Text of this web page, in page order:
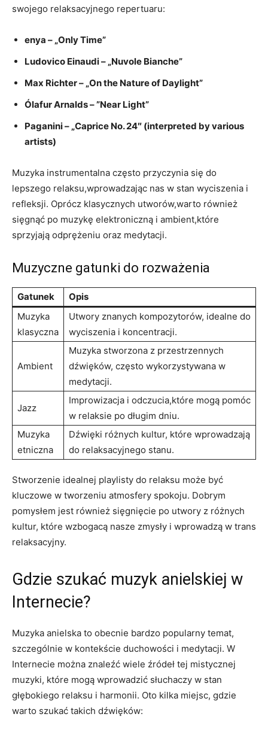
swojego relaksacyjnego repertuaru:
enya – „Only Time”
Ludovico Einaudi –‌ „Nuvole Bianche”
Max Richter – „On the ‌Nature of Daylight”
Ólafur Arnalds – ‌”Near ​Light”
Paganini – „Caprice No. ⁣24″⁣ (interpreted by various
artists)
Muzyka instrumentalna często przyczynia się do
lepszego relaksu,wprowadzając ​nas w ⁢stan wyciszenia ‍i
refleksji. Oprócz klasycznych utworów,warto również
sięgnąć⁤ po muzykę elektroniczną ‍i ambient,które​
sprzyjają⁣ odprężeniu oraz medytacji.
Muzyczne gatunki⁤ do rozważenia
Gatunek
Opis
Muzyka
klasyczna
Utwory znanych kompozytorów, idealne⁣ do
wyciszenia i koncentracji.
Ambient
Muzyka stworzona‍ z przestrzennych
dźwięków, często wykorzystywana w
medytacji.
Jazz
Improwizacja i ‌odczucia,które mogą pomóc
w relaksie po długim dniu.
Muzyka
etniczna
Dźwięki różnych kultur, ​które wprowadzają
do⁤ relaksacyjnego stanu.
Stworzenie ⁢idealnej playlisty do relaksu może być
kluczowe⁤ w tworzeniu atmosfery spokoju. Dobrym
⁢pomysłem⁤ jest również​ sięgnięcie ⁣po utwory ⁣z różnych
kultur, które ‌wzbogacą ⁤nasze zmysły i wprowadzą w trans
relaksacyjny.
Gdzie ⁣szukać muzyk ⁤anielskiej w
Internecie?
Muzyka anielska to‍ obecnie bardzo popularny temat,
szczególnie w kontekście duchowości i medytacji. W
⁢Internecie ‍można ‌znaleźć wiele źródeł tej​ mistycznej
‍muzyki, które ​mogą wprowadzić słuchaczy w ⁣stan
głębokiego relaksu i ‌harmonii. Oto kilka ‌miejsc, gdzie​
warto szukać ⁢takich dźwięków: